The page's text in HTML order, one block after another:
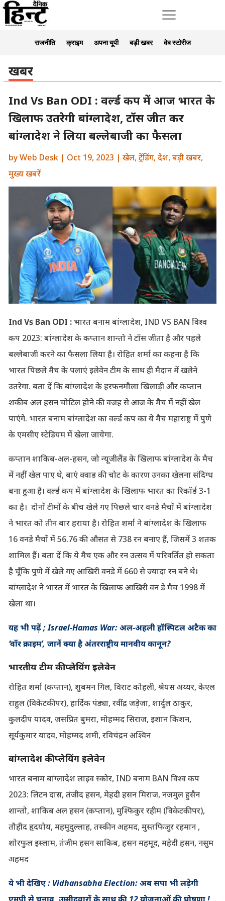
a
राजनीति क्राइम अपना यूपी बड़ी खबर वेब स्टोरीज
खबर
Ind Vs Ban ODI : वर्ल्ड कप में आज भारत के
खिलाफ उतरेगी बांग्लादेश, टॉस जीत कर
बांग्लादेश ने लिया बल्लेबाजी का फैसला
byWeb Desk| Oct 19, 2023 | खेल,ट्रेंडिंग,देश,बड़ी खबर,
मुख्य खबरें
Ind Vs Ban ODI : भारत बनाम बांग्लादेश, IND VS BAN विश्व
कप 2023: बांग्लादेश के कप्तान शान्तो ने टॉस जीता है और पहले
बल्लेबाजी करने का फैसला लिया है। रोहित शर्मा का कहना है कि
भारत पिछले मैच के पलाएं इलेवेन टीम के साथ ही मैदान में खलेने
उतरेगा. बता दें कि बांग्लादेश के हरफनमौला खिलाड़ी और कप्तान
शकीब अल हसन चोटिल होने की वजह से आज के मैच में नहीं खेल
पाएंगे. भारत बनाम बांग्लादेश का वर्ल्ड कप का ये मैच महाराष्ट्र में पुणे
के एमसीए स्टेडियम में खेला जायेगा.
कप्तान शाकिब-अल-हसन, जो न्यूजीलैंड के खिलाफ बांग्लादेश के मैच
में नहीं खेल पाए थे, बाएं क्वाड की चोट के कारण उनका खेलना संदिग्ध
बना हुआ है। वर्ल्ड कप में बांग्लादेश के खिलाफ भारत का रिकॉर्ड 3-1
का है। दोनों टीमों के बीच खेले गए पिछले चार वनडे मैचों में बांग्लादेश
ने भारत को तीन बार हराया है। रोहित शर्मा ने बांग्लादेश के खिलाफ
16 वनडे मैचों में 56.76 की औसत से 738 रन बनाए हैं, जिसमें 3 शतक
शामिल हैं। बता दें कि ये मैच एक और रन उत्सव में परिवर्तित हो सकता
है चूँकि पुणे में खेले गए आखिरी वनडे में 660 से ज्यादा रन बने थे।
बांग्लादेश ने भारत में भारत के खिलाफ आखिरी वन डे मैच 1998 में
खेला था।
यह भी पढ़ें ; Israel-Hamas War: अल-अहली हॉस्पिटल अटैक का
‘वॉर क्राइम’, जानें क्या है अंतरराष्ट्रीय मानवीय कानून?
भारतीय टीम की प्लेयिंग इलेवेन
रोहित शर्मा (कप्तान), शुबमन गिल, विराट कोहली, श्रेयस अय्यर, केएल
राहुल (विकेटकीपर), हार्दिक पंड्या, रवींद्र जड़ेजा, शार्दुल ठाकुर,
कुलदीप यादव, जसप्रित बुमरा, मोहम्मद सिराज, इशान किशन,
सूर्यकुमार यादव, मोहम्मद शमी, रविचंद्रन अश्विन
बांग्लादेश की प्लेयिंग इलेवेन
भारत बनाम बांग्लादेश लाइव स्कोर, IND बनाम BAN विश्व कप
2023: लिटन दास, तंजीद हसन, मेहदी हसन मिराज, नजमुल हुसैन
शान्तो, शाकिब अल हसन (कप्तान), मुश्फिकुर रहीम (विकेटकीपर),
तौहीद हृदयोय, महमुदुल्लाह, तस्कीन अहमद, मुस्तफिजुर रहमान ,
शोरफुल इस्लाम, तंजीम हसन साकिब, हसन महमूद, महेदी हसन, नसुम
अहमद
ये भी देखिए : Vidhansabha Election: अब सपा भी लड़ेगी